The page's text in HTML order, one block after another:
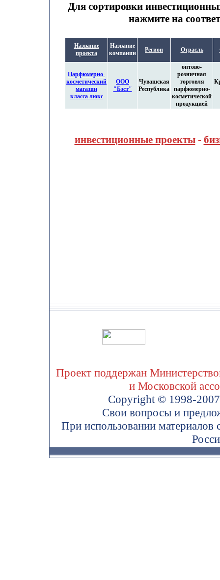
Для сортировки
нажмите на
Название
проекта
Название
компании
Регион Отрасль
Парфюмерно-
косметический
магазин
класса люкс
ООО
"Бэст"
Чувашская
Республика
оптово-
розничная
торговля
парфюмерно-
косметической
продукцией
инвестиционные проекты-
Проект поддержан
и Московской
Copyright © 1998-
Свои вопросы и
При использовании